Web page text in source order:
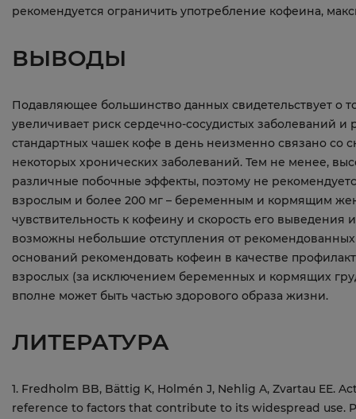
рекомендуется ограничить употребление кофеина,
ВЫВОДЫ
Подавляющее большинство данных свидетельствует о
увеличивает риск сердечно-сосудистых заболеваний и
стандартных чашек кофе в день неизменно связано со
некоторых хронических заболеваний. Тем не менее,
различные побочные эффекты, поэтому не
взрослым и более 200 мг – беременным и кормящим
чувствительность к кофеину и скорость его выведения
возможны небольшие отступления от
оснований рекомендовать кофеин в качестве
взрослых (за исключением беременных и кормящих
вполне может быть частью здорового образа жизни.
ЛИТЕРАТУРА
1. Fredholm BB, Bättig K, Holmén J, Nehlig A, Zvartau EE.
reference to factors that contribute to its widespread use.